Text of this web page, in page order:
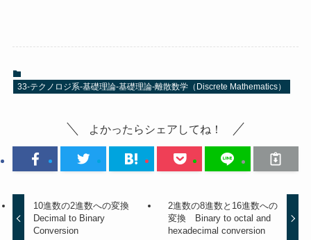
33-テクノロジ系-基礎理論-基礎理論-離散数学（Discrete Mathematics）
よかったらシェアしてね！
10進数の2進数への変換
Decimal to Binary
Conversion
2進数の8進数と16進数への
変換 Binary to octal and
hexadecimal conversion